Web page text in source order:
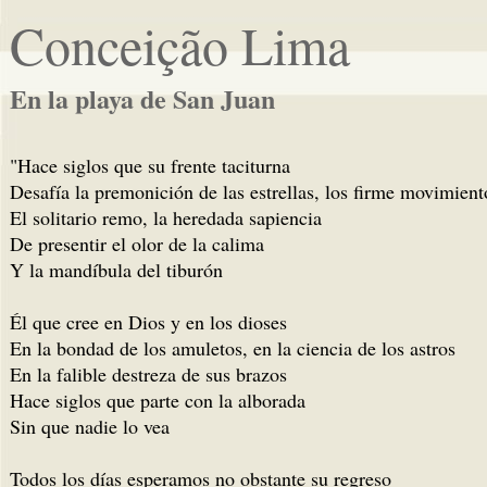
Conceição Lima
En la playa de San Juan
"Hace siglos que su frente taciturna
Desafía la premonición de las estrellas, los firme
El solitario remo, la heredada sapiencia
De presentir el olor de la calima
Y la mandíbula del tiburón
Él que cree en Dios y en los dioses
En la bondad de los amuletos, en la ciencia de los astros
En la falible destreza de sus brazos
Hace siglos que parte con la alborada
Sin que nadie lo vea
Todos los días esperamos no obstante su regreso